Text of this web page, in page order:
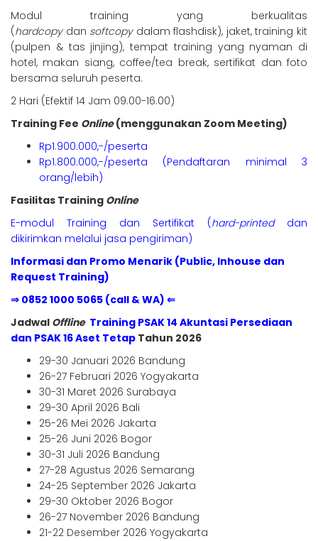
Modul training yang berkualitas
(hardcopydan softcopy dalam flashdisk), jaket, training kit
(pulpen & tas jinjing), tempat training yang nyaman di
hotel, makan siang, coffee/tea break, sertifikat dan foto
bersama seluruh peserta.
2 Hari (Efektif 14 Jam 09.00-16.00)
Training Fee Online(menggunakan Zoom Meeting)
Rp1.900.000,-/peserta
Rp1.800.000,-/peserta (Pendaftaran minimal 3
orang/lebih)
Fasilitas Training Online
E-modul Training dan Sertifikat (hard-printeddan
dikirimkan melalui jasa pengiriman)
Informasi dan Promo Menarik (Public, Inhouse dan
Request Training)
⇒ 0852 1000 5065 (call & WA) ⇐
Jadwal Offline Training PSAK 14 Akuntasi Persediaan
dan PSAK 16 Aset Tetap Tahun 2026
29-30 Januari 2026 Bandung
26-27 Februari 2026 Yogyakarta
30-31 Maret 2026 Surabaya
29-30 April 2026 Bali
25-26 Mei 2026 Jakarta
25-26 Juni 2026 Bogor
30-31 Juli 2026 Bandung
27-28 Agustus 2026 Semarang
24-25 September 2026 Jakarta
29-30 Oktober 2026 Bogor
26-27 November 2026 Bandung
21-22 Desember 2026 Yogyakarta